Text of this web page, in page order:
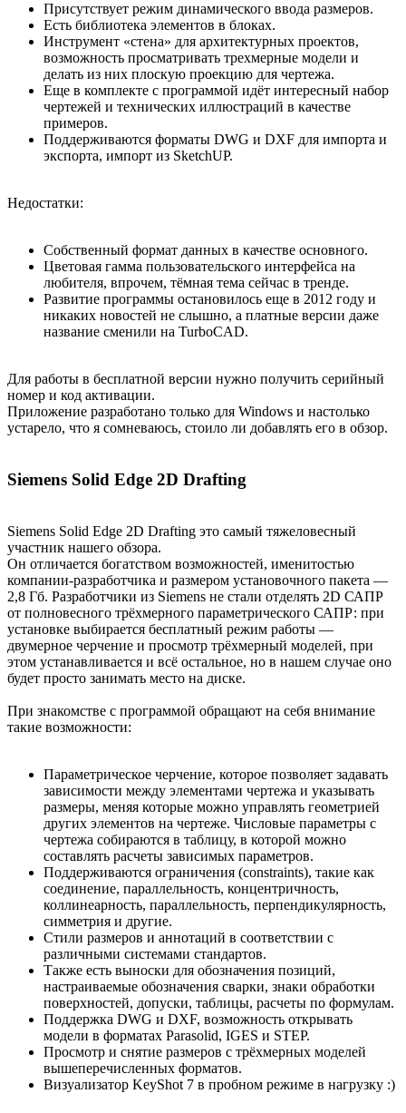
Присутствует режим динамического ввода размеров.
Есть библиотека элементов в блоках.
Инструмент «стена» для архитектурных проектов,
возможность просматривать трехмерные модели и
делать из них плоскую проекцию для чертежа.
Еще в комплекте с программой идёт интересный набор
чертежей и технических иллюстраций в качестве
примеров.
Поддерживаются форматы DWG и DXF для импорта и
экспорта, импорт из SketchUP.
Недостатки:
Собственный формат данных в качестве основного.
Цветовая гамма пользовательского интерфейса на
любителя, впрочем, тёмная тема сейчас в тренде.
Развитие программы остановилось еще в 2012 году и
никаких новостей не слышно, а платные версии даже
название сменили на TurboCAD.
Для работы в бесплатной версии нужно получить серийный
номер и код активации.
Приложение разработано только для Windows и настолько
устарело, что я сомневаюсь, стоило ли добавлять его в обзор.
Siemens Solid Edge 2D Drafting
Siemens Solid Edge 2D Drafting это самый тяжеловесный
участник нашего обзора.
Он отличается богатством возможностей, именитостью
компании-разработчика и размером установочного пакета —
2,8 Гб. Разработчики из Siemens не стали отделять 2D САПР
от полновесного трёхмерного параметрического САПР: при
установке выбирается бесплатный режим работы —
двумерное черчение и просмотр трёхмерный моделей, при
этом устанавливается и всё остальное, но в нашем случае оно
будет просто занимать место на диске.
При знакомстве с программой обращают на себя внимание
такие возможности:
Параметрическое черчение, которое позволяет задавать
зависимости между элементами чертежа и указывать
размеры, меняя которые можно управлять геометрией
других элементов на чертеже. Числовые параметры с
чертежа собираются в таблицу, в которой можно
составлять расчеты зависимых параметров.
Поддерживаются ограничения (constraints), такие как
соединение, параллельность, концентричность,
коллинеарность, параллельность, перпендикулярность,
симметрия и другие.
Стили размеров и аннотаций в соответствии с
различными системами стандартов.
Также есть выноски для обозначения позиций,
настраиваемые обозначения сварки, знаки обработки
поверхностей, допуски, таблицы, расчеты по формулам.
Поддержка DWG и DXF, возможность открывать
модели в форматах Parasolid, IGES и STEP.
Просмотр и снятие размеров с трёхмерных моделей
вышеперечисленных форматов.
Визуализатор KeyShot 7 в пробном режиме в нагрузку :)